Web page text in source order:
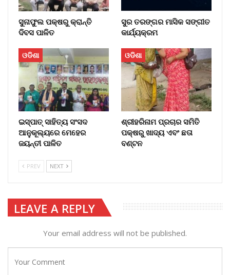
ସୁନାଫୁଲ ପକ୍ଷରୁ କ୍ରାନ୍ତି
ଦିବସ ପାଳିତ
ସୁର ତରଙ୍ଗର ମାସିକ ସଙ୍ଗୀତ
କାର୍ଯ୍ୟକ୍ରମ
ଓଡିଶା
ଇସ୍ପାତ୍ ସାହିତ୍ୟ ସଂସଦ
ଆନୁକୂଲ୍ୟରେ ମେହେର
ଜୟନ୍ତୀ ପାଳିତ
ଓଡିଶା
ଶ୍ରୀହରିନାମ ପ୍ରଚାର ସମିତି
ପକ୍ଷରୁ ଖାଦ୍ୟ ଏବଂ ଛତା
ବଣ୍ଟନ
PREV NEXT
LEAVE A REPLY
Your email address will not be published.